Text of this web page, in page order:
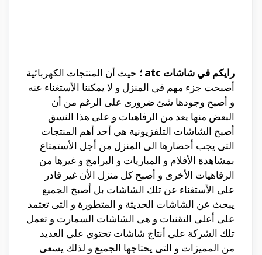
رايكم في شاشات atc ؛
حيث أن المنتجات الكهربائية
أصبحت جزء مهم فى المنزل و لا يمكننا الأستغناء عنه
و أصبح وجودها شئ ضرورى على الرغم من أن
البعض منها يعد من الرفاهيات و على هذا النسق
أصبح الشاشات التلفزيونية هى أحد أهم المنتجات
التى يجب أحضارها الى المنزل من أجل الأستمتاع
بمشاهدة الأفلام و المباريات و البرامج و غيرها من
الرفاهيات الأخرى و أصبح كل منزل الأن غير قادر
على الأستغناء عن تلك الشاشات بل أصبح الجميع
يبحث عن الشاشات الحديثة و المتطورة و التى تعتمد
على أعلى التقنيات و هى الشاشات السمارت و تعمل
تلك الشركة على أنتاج شاشات تحتوى على العديد
من المميزات و التى يحتاجها الجميع و لذلك يسعى